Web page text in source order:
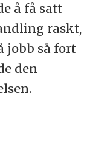
å få satt
raskt,
jobb så fort
den